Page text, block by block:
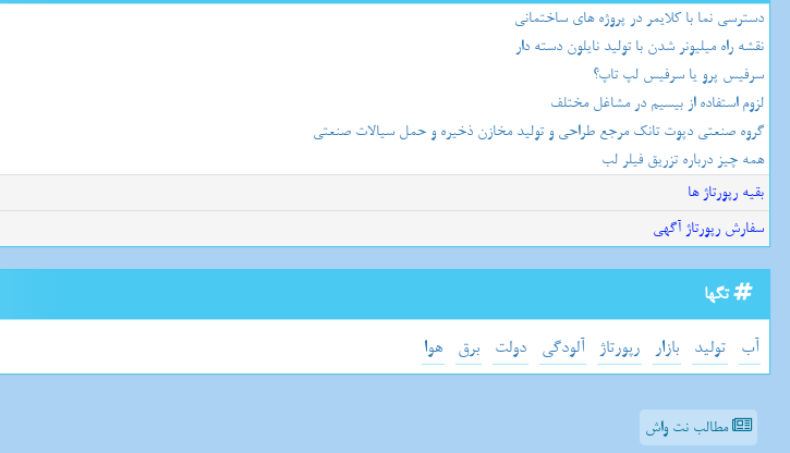
دسترسی نما با کلایمر در پروژه های ساختمانی
نقشه راه میلیونر شدن با تولید نایلون دسته دار
سرفیس پرو یا سرفیس لپ تاپ؟
لزوم استفاده از بیسیم در مشاغل مختلف
گروه صنعتی دپوت تانک مرجع طراحی و تولید مخازن ذخیره و حمل سیالات صنعتی
همه چیز درباره تزریق فیلر لب
بقیه رپورتاژ ها
سفارش رپورتاژ آگهی
تگها
آب تولید بازار رپورتاژ آلودگی دولت برق هوا
مطالب نت واش